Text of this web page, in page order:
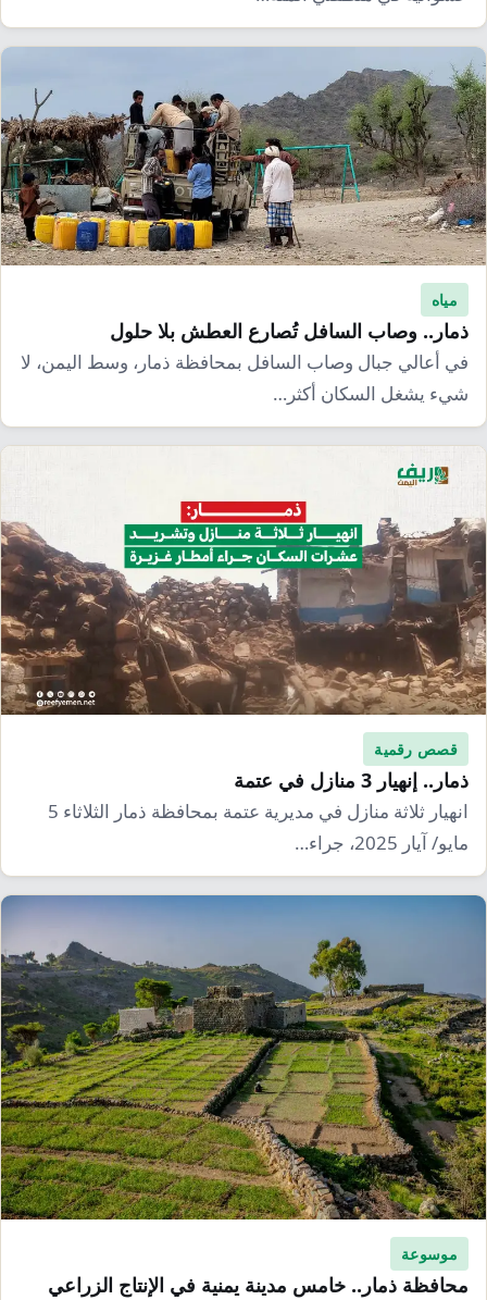
فيديو
مياه
ذمار.. وصاب السافل تُصارع العطش بلا حلول
في أعالي جبال وصاب السافل بمحافظة ذمار، وسط اليمن، لا
شيء يشغل السكان أكثر…
قصص رقمية
ذمار.. إنهيار 3 منازل في عتمة
انهيار ثلاثة منازل في مديرية عتمة بمحافظة ذمار الثلاثاء 5
مايو/ آيار 2025، جراء…
موسوعة
محافظة ذمار.. خامس مدينة يمنية في الإنتاج الزراعي